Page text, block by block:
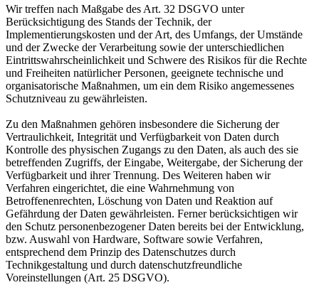
Wir treffen nach Maßgabe des Art. 32 DSGVO unter
Berücksichtigung des Stands der Technik, der
Implementierungskosten und der Art, des Umfangs, der Umstände
und der Zwecke der Verarbeitung sowie der unterschiedlichen
Eintrittswahrscheinlichkeit und Schwere des Risikos für die Rechte
und Freiheiten natürlicher Personen, geeignete technische und
organisatorische Maßnahmen, um ein dem Risiko angemessenes
Schutzniveau zu gewährleisten.
Zu den Maßnahmen gehören insbesondere die Sicherung der
Vertraulichkeit, Integrität und Verfügbarkeit von Daten durch
Kontrolle des physischen Zugangs zu den Daten, als auch des sie
betreffenden Zugriffs, der Eingabe, Weitergabe, der Sicherung der
Verfügbarkeit und ihrer Trennung. Des Weiteren haben wir
Verfahren eingerichtet, die eine Wahrnehmung von
Betroffenenrechten, Löschung von Daten und Reaktion auf
Gefährdung der Daten gewährleisten. Ferner berücksichtigen wir
den Schutz personenbezogener Daten bereits bei der Entwicklung,
bzw. Auswahl von Hardware, Software sowie Verfahren,
entsprechend dem Prinzip des Datenschutzes durch
Technikgestaltung und durch datenschutzfreundliche
Voreinstellungen (Art. 25 DSGVO).